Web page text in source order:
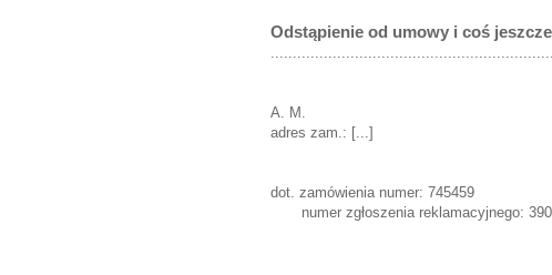
Odstąpienie od umowy i coś jeszcze
[...],
A. M.
adres zam.: [...]
dot. zamówienia numer: 745459
numer zgłoszenia